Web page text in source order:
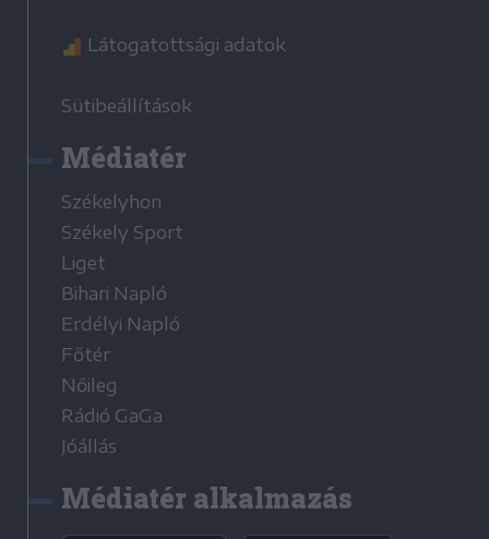
Látogatottsági adatok
Sütibeállítások
Médiatér
Székelyhon
Székely Sport
Liget
Bihari Napló
Erdélyi Napló
Főtér
Nőileg
Rádió GaGa
Jóállás
Médiatér alkalmazás